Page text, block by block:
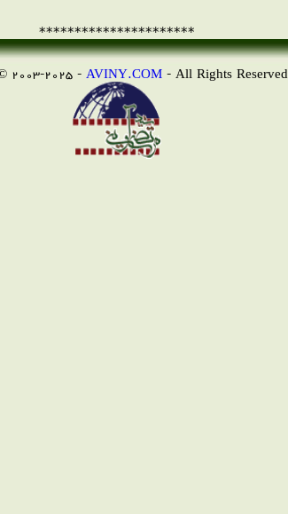
**********************
AVINY.COM - All Rights Reserved